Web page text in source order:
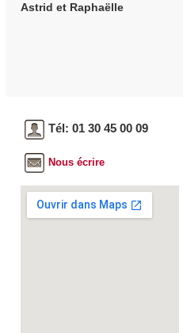
Astrid et Raphaëlle
Tél: 01 30 45 00 09
Nous écrire